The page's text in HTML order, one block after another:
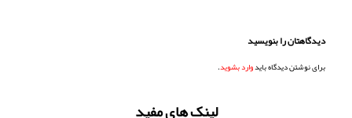
دیدگاهتان را بنویسید
برای نوشتن دیدگاه بایدوارد بشوید.
لینک های مفید